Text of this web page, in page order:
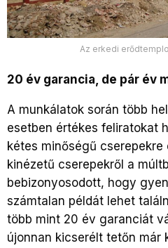
Az erkedi
20 év garancia, de pár év
A munkálatok során több
esetben értékes feliratokat
kétes minőségű
kinézetű cserepekről a
bebizonyosodott, hogy
számtalan példát lehet
több mint 20 év garanciát
újonnan kicserélt tetőn már